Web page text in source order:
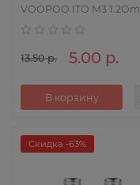
VOOPOO ITO M3 1.2Om
13.50 р. 5.00 р.
В корзину
Скидка -63%